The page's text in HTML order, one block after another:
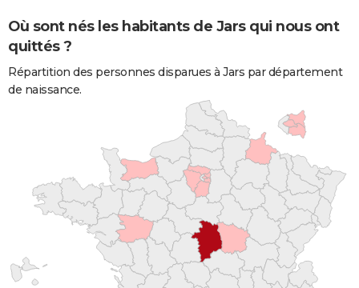
Où sont nés les habitants de Jars qui nous ont
quittés ?
Répartition des personnes disparues à Jars par département
de naissance.